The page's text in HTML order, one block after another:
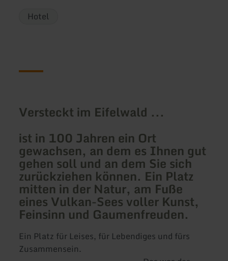
Hotel
Versteckt im Eifelwald ...
ist in 100 Jahren ein Ort
gewachsen, an dem es Ihnen gut
gehen soll und an dem Sie sich
zurückziehen können. Ein Platz
mitten in der Natur, am Fuße
eines Vulkan-Sees voller Kunst,
Feinsinn und Gaumenfreuden.
Ein Platz für Leises, für Lebendiges und fürs
Zusammensein.